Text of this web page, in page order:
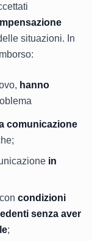
situazioni. In
hanno
comunicazione
in
condizioni
senza aver
;